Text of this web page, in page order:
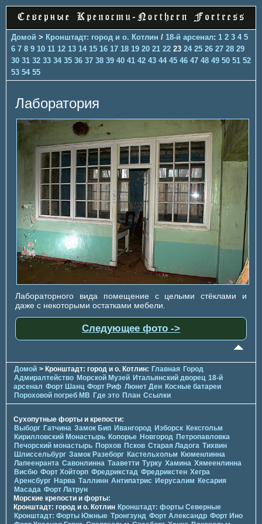
Домой > Кронштадт: город и о. Котлин / 18-й арсенал: 1 2 3 4 5
6 7 8 9 10 11 12 13 14 15 16 17 18 19 20 21 22 23 24 25 26 27 28 29
30 31 32 33 34 35 36 37 38 39 40 41 42 43 44 45 46 47 48 49 50 51 52
53 54 55
Лаборатория
Лабораторного вида помещение с целыми стёклами и
даже с некоторыми остатками мебели.
Следующее фото ->
Домой > Кронштадт: город и о. Котлин: Главная Город
Адмиралтейство Морской Музей Итальянский дворец 18-й
арсенал Форт Шанц Форт Риф Люнет Ден Косные батареи
Пороховой погреб МВ Где это План Ссылки
Сухопутные форты и крепости:
Выборг Гатчина Замок Бип Ивангород Изборск Кексгольм
Кирилловский Монастырь Копорье Новгород Петропавловка
Печорcкий монастырь Порхов Псков Старая Ладога Тихвин
Шлиссельбург Замок Разеборг Кастельхольм Кюменлинна
Лапеенранта Савонлинна Тааветти Турку Хамина Хямеенлинна
Висбю Форт Хойторп Фредрикстад Фредрикстен Хегра
Аренсбург Нарва Таллинн Антипатрис Иерусалим Кесария
Масада Форт Латрун
Морские крепости и форты:
Кронштадт: город и о. Котлин Кронштадт: форты Северные
Кронштадт: Форты Южные Тронгзунд Форт Александр Форт Ино